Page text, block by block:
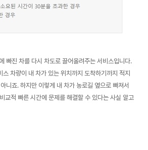
빠진 차를 다시 차도로 끌어올려주는 서비스입니다.
차량이 내 차가 있는 위치까지 도착하기까지 적지
니죠. 하지만 이렇게 내 차가 농로길 옆으로 빠져서
교적 빠른 시간에 문제를 해결할 수 있다는 사실 알고